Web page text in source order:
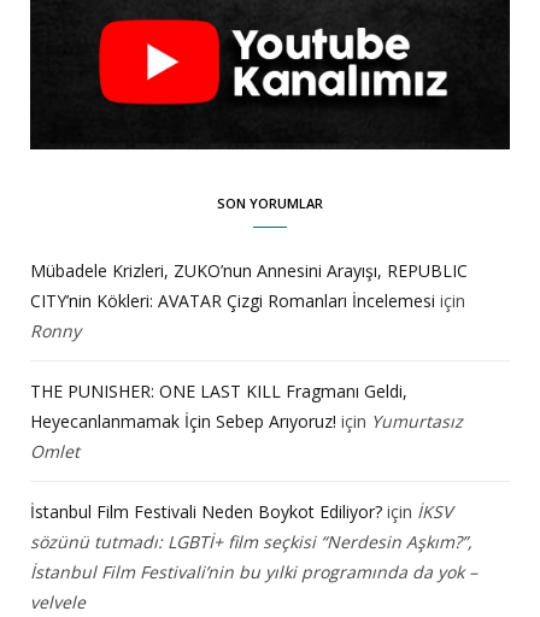
SON YORUMLAR
Mübadele Krizleri, ZUKO’nun Annesini Arayışı, REPUBLIC
CITY’nin Kökleri: AVATAR Çizgi Romanları İncelemesi için
Ronny
THE PUNISHER: ONE LAST KILL Fragmanı Geldi,
Heyecanlanmamak İçin Sebep Arıyoruz! için Yumurtasız
Omlet
İstanbul Film Festivali Neden Boykot Ediliyor? için İKSV
sözünü tutmadı: LGBTİ+ film seçkisi “Nerdesin Aşkım?”,
İstanbul Film Festivali’nin bu yılki programında da yok –
velvele